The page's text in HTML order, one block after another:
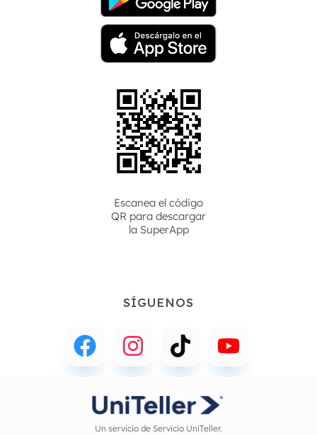
Escanea el código
QR para descargar
la SuperApp
SÍGUENOS
Un servicio de Servicio UniTeller.